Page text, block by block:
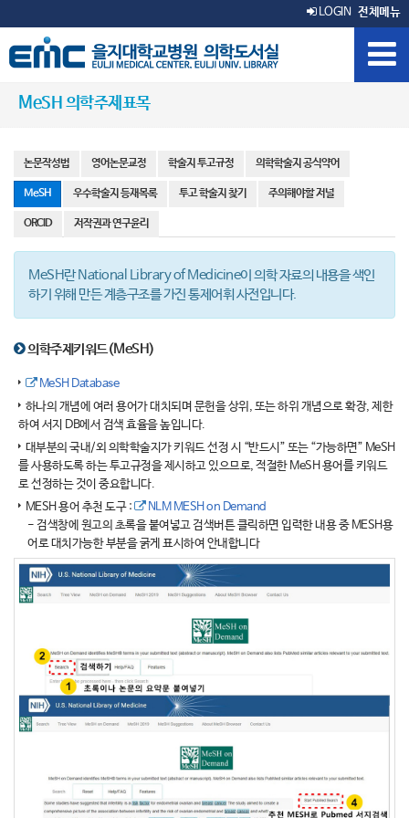
LOGIN 전체메뉴
MeSH 의학주제표목
논문작성법 영어논문교정 학술지 투고규정 의학학술지 공식약어
MeSH 우수학술지 등재목록 투고 학술지 찾기 주의해야할 저널
ORCID 저작권과 연구윤리
MeSH란 National Library of Medicine이 의학 자료의 내용을 색인
하기 위해 만든 계층구조를 가진 통제어휘 사전입니다.
의학주제키워드(MeSH)
MeSH Database
하나의 개념에 여러 용어가 대치되며 문헌을 상위, 또는 하위 개념으로 확장, 제한
하여 서지 DB에서 검색 효율을 높입니다.
대부분의 국내/외 의학학술지가 키워드 선정 시 “반드시” 또는 “가능하면” MeSH
를 사용하도록 하는 투고규정을 제시하고 있으므로, 적절한 MeSH 용어를 키워드
로 선정하는 것이 중요합니다.
MESH 용어 추천 도구 :
NLM MESH on Demand
- 검색창에 원고의 초록을 붙여넣고 검색버튼 클릭하면 입력한 내용 중 MESH용
어로 대치가능한 부분을 굵게 표시하여 안내합니다